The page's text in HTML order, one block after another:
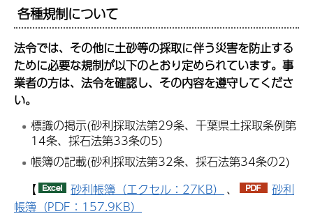
各種規制について
法令では、その他に土砂等の採取に伴う災害を防止する
ために必要な規制が以下のとおり定められています。事
業者の方は、法令を確認し、その内容を遵守してくださ
い。
標識の掲示(砂利採取法第29条、千葉県土採取条例第
14条、採石法第33条の5)
帳簿の記載(砂利採取法第32条、採石法第34条の2)
【
砂利帳簿（エクセル：27KB） 、
砂利
帳簿（PDF：157.9KB）